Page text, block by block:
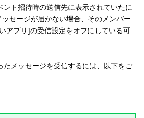
ント招待時の送信先に表示されていたに
セージが届かない場合、そのメンバー
アプリ]の受信設定をオフにしている可
たメッセージを受信するには、以下をご